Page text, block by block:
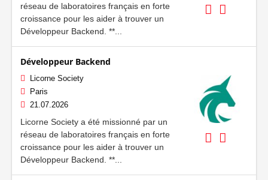
réseau de laboratoires français en forte
croissance pour les aider à trouver un
Développeur Backend. **...
Développeur Backend
Licorne Society
Paris
21.07.2026
Licorne Society a été missionné par un
réseau de laboratoires français en forte
croissance pour les aider à trouver un
Développeur Backend. **...